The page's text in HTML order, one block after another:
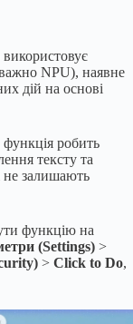
NPU), наявне
дій на основі
робить
тексту та
не залишають
функцію на
(Settings) >
> Click to Do,